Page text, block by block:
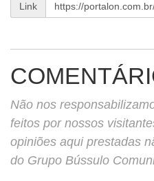
Link
Não nos
feitos por nossos
opiniões aqui prestadas
do Grupo Bússulo